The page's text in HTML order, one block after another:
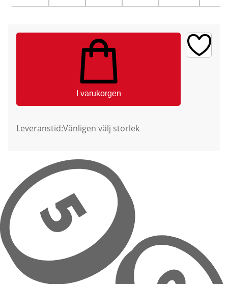
I varukorgen
Leveranstid:Vänligen välj storlek